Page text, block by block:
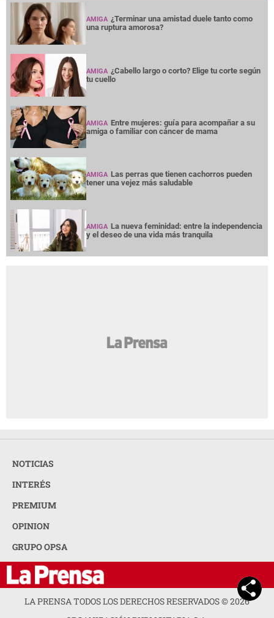
AMIGA ¿Terminar una amistad duele tanto como
una ruptura amorosa?
AMIGA ¿Cabello largo o corto? Elige tu corte según
tu cuello
AMIGA Entre mujeres: guía para acompañar a su
amiga o familiar con cáncer de mama
AMIGA Las perras que tienen cachorros pueden
tener una vejez más saludable
AMIGA La nueva feminidad: entre la independencia
y el deseo de una vida más tranquila
NOTICIAS
INTERÉS
PREMIUM
OPINION
GRUPO OPSA
LA PRENSA TODOS LOS DERECHOS RESERVADOS ©2026